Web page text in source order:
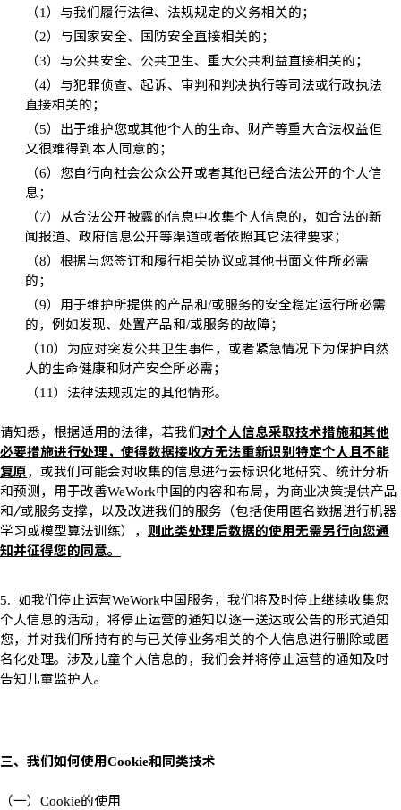
（1）与我们履行法律、法规规定的义务相关的；
（2）与国家安全、国防安全直接相关的；
（3）与公共安全、公共卫生、重大公共利益直接相关的；
（4）与犯罪侦查、起诉、审判和判决执行等司法或行政执法
直接相关的；
（5）出于维护您或其他个人的生命、财产等重大合法权益但
又很难得到本人同意的；
（6）您自行向社会公众公开或者其他已经合法公开的个人信
息；
（7）从合法公开披露的信息中收集个人信息的，如合法的新
闻报道、政府信息公开等渠道或者依照其它法律要求；
（8）根据与您签订和履行相关协议或其他书面文件所必需
的；
（9）用于维护所提供的产品和/或服务的安全稳定运行所必需
的，例如发现、处置产品和/或服务的故障；
（10）为应对突发公共卫生事件，或者紧急情况下为保护自然
人的生命健康和财产安全所必需；
（11）法律法规规定的其他情形。
请知悉，根据适用的法律，若我们对个人信息采取技术措施和其他
必要措施进行处理，使得数据接收方无法重新识别特定个人且不能
复原，或我们可能会对收集的信息进行去标识化地研究、统计分析
和预测，用于改善WeWork中国的内容和布局，为商业决策提供产品
和/或服务支撑，以及改进我们的服务（包括使用匿名数据进行机器
学习或模型算法训练）， 则此类处理后数据的使用无需另行向您通
知并征得您的同意。
5. 如我们停止运营WeWork中国服务，我们将及时停止继续收集您
个人信息的活动，将停止运营的通知以逐一送达或公告的形式通知
您，并对我们所持有的与已关停业务相关的个人信息进行删除或匿
名化处理。涉及儿童个人信息的，我们会并将停止运营的通知及时
告知儿童监护人。
三、我们如何使用Cookie和同类技术
（一） Cookie的使用